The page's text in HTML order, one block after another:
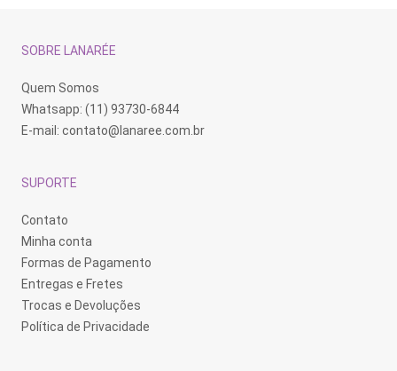
SOBRE LANARÉE
Quem Somos
Whatsapp: (11) 93730-6844
E-mail: contato@lanaree.com.br
SUPORTE
Contato
Minha conta
Formas de Pagamento
Entregas e Fretes
Trocas e Devoluções
Política de Privacidade